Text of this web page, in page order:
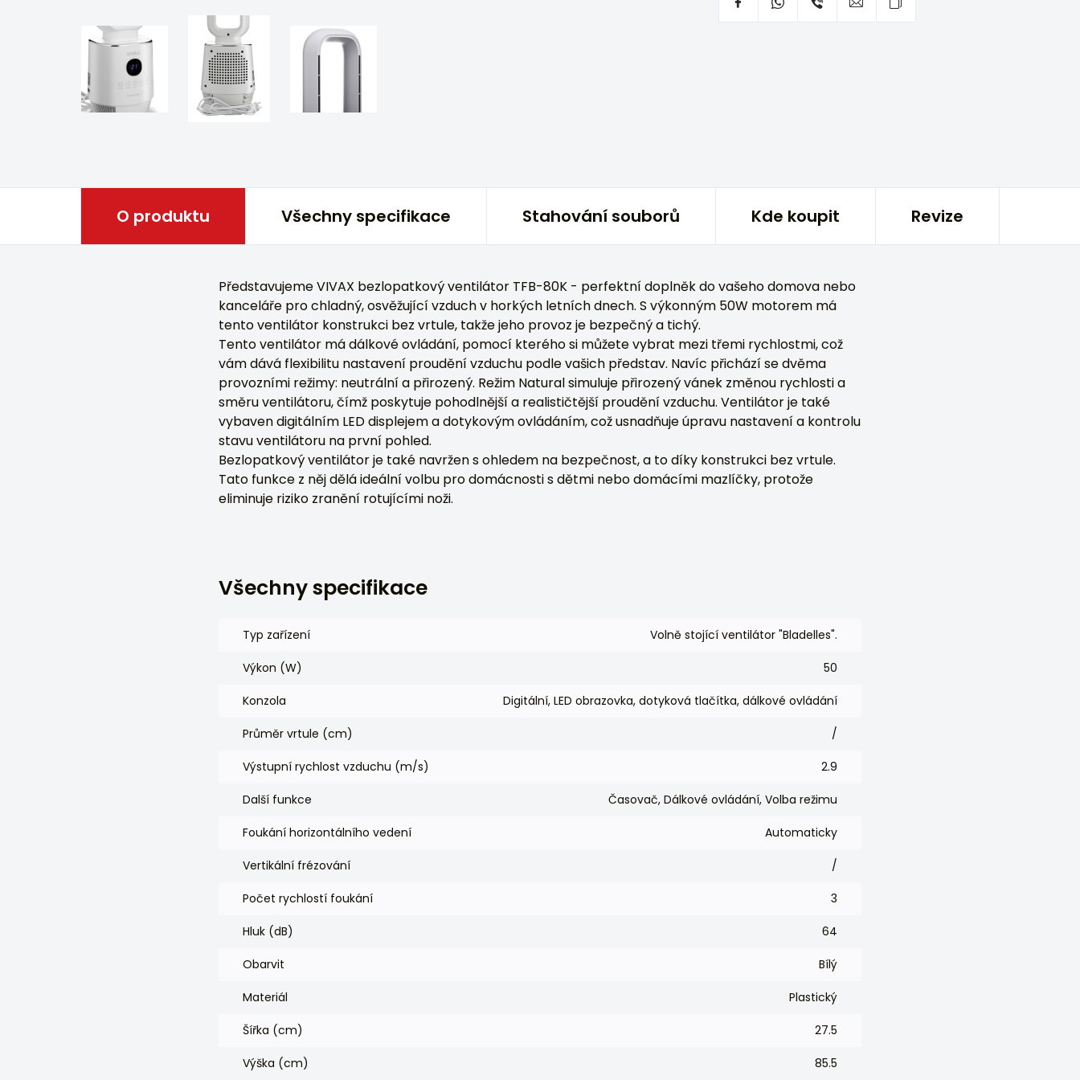
O produktu Všechny specifikace Stahování souborů Kde koupit Revize
Představujeme VIVAX bezlopatkový ventilátor TFB-80K - perfektní doplněk do vašeho domova nebo
kanceláře pro chladný, osvěžující vzduch v horkých letních dnech. S výkonným 50W motorem má
tento ventilátor konstrukci bez vrtule, takže jeho provoz je bezpečný a tichý.
Tento ventilátor má dálkové ovládání, pomocí kterého si můžete vybrat mezi třemi rychlostmi, což
vám dává flexibilitu nastavení proudění vzduchu podle vašich představ. Navíc přichází se dvěma
provozními režimy: neutrální a přirozený. Režim Natural simuluje přirozený vánek změnou rychlosti a
směru ventilátoru, čímž poskytuje pohodlnější a realističtější proudění vzduchu. Ventilátor je také
vybaven digitálním LED displejem a dotykovým ovládáním, což usnadňuje úpravu nastavení a kontrolu
stavu ventilátoru na první pohled.
Bezlopatkový ventilátor je také navržen s ohledem na bezpečnost, a to díky konstrukci bez vrtule.
Tato funkce z něj dělá ideální volbu pro domácnosti s dětmi nebo domácími mazlíčky, protože
eliminuje riziko zranění rotujícími noži.
Všechny specifikace
Typ zařízení Volně stojící ventilátor "Bladelles".
Výkon (W) 50
Konzola Digitální, LED obrazovka, dotyková tlačítka, dálkové ovládání
Průměr vrtule (cm) /
Výstupní rychlost vzduchu (m/s) 2.9
Další funkce Časovač, Dálkové ovládání, Volba režimu
Foukání horizontálního vedení Automaticky
Vertikální frézování /
Počet rychlostí foukání 3
Hluk (dB) 64
Obarvit Bílý
Materiál Plastický
Šířka (cm) 27.5
Výška (cm) 85.5